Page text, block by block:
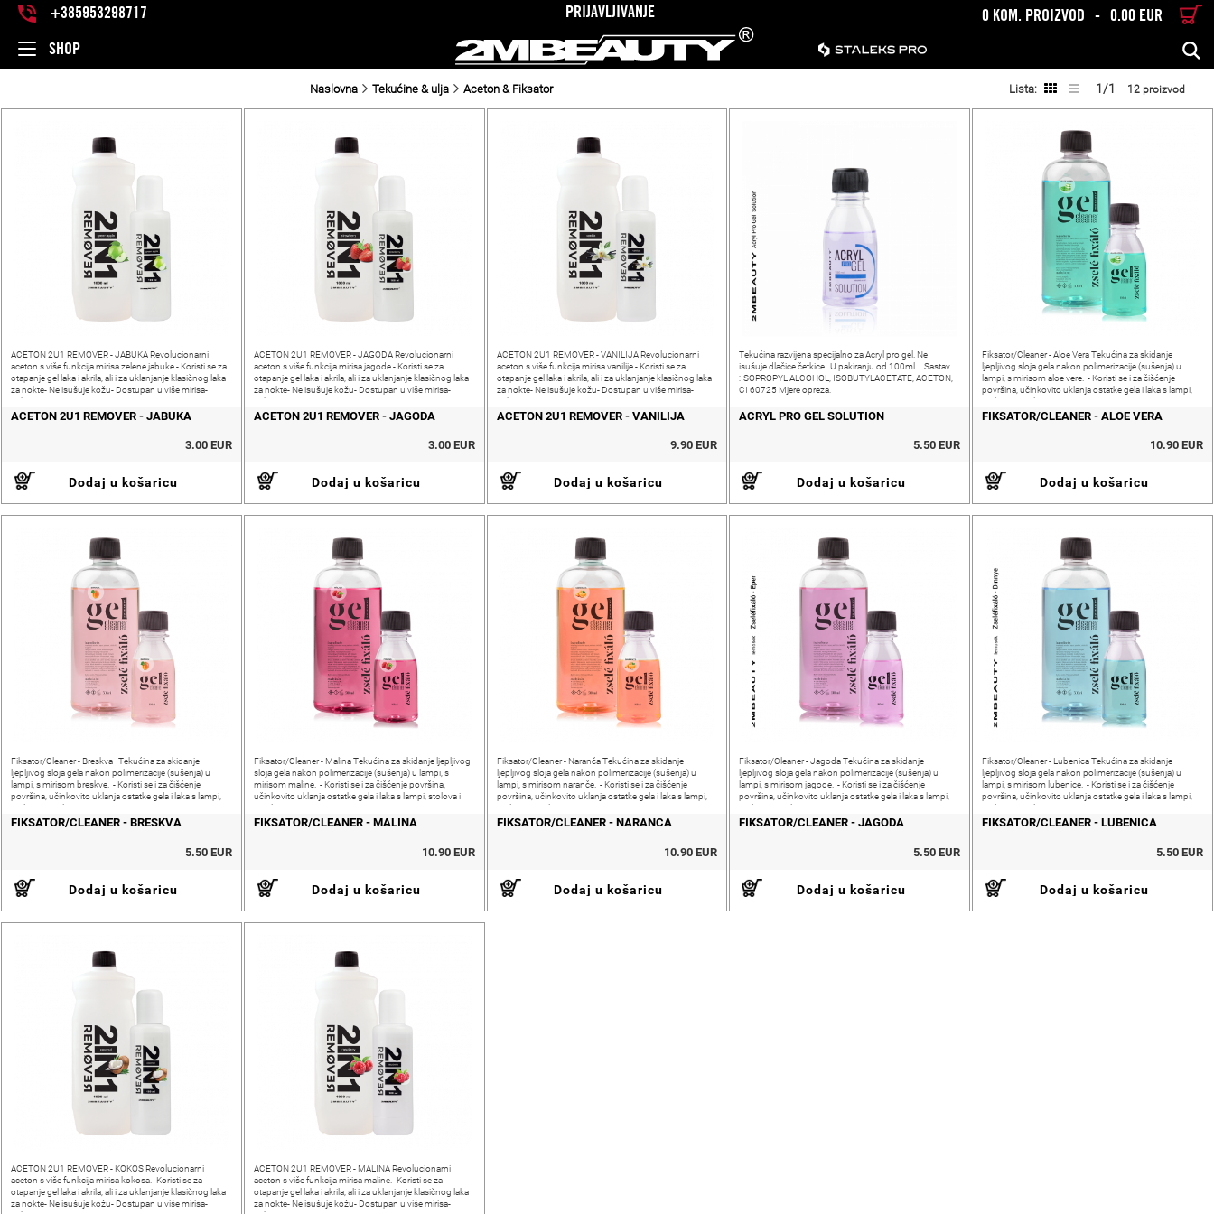
+385953298717 PRIJAVLJIVANJE 0 KOM. PROIZVOD - 0.00 EUR
SHOP TRAŽENJE
Naslovna Tekućine & ulja Aceton & Fiksator Lista: 1/1 12 proizvod
ACETON 2U1 REMOVER - JABUKA Revolucionarni
aceton s više funkcija mirisa zelene jabuke.- Koristi se za
otapanje gel laka i akrila, ali i za uklanjanje klasičnog laka
za nokte- Ne isušuje kožu- Dostupan u više mirisa-
Pakiranje:
ACETON 2U1 REMOVER - JABUKA
3.00 EUR
Dodaj u košaricu
ACETON 2U1 REMOVER - JAGODA Revolucionarni
aceton s više funkcija mirisa jagode.- Koristi se za
otapanje gel laka i akrila, ali i za uklanjanje klasičnog laka
za nokte- Ne isušuje kožu- Dostupan u više mirisa-
Pakiranje:
ACETON 2U1 REMOVER - JAGODA
3.00 EUR
Dodaj u košaricu
ACETON 2U1 REMOVER - VANILIJA Revolucionarni
aceton s više funkcija mirisa vanilije.- Koristi se za
otapanje gel laka i akrila, ali i za uklanjanje klasičnog laka
za nokte- Ne isušuje kožu- Dostupan u više mirisa-
Pakiranje:
ACETON 2U1 REMOVER - VANILIJA
9.90 EUR
Dodaj u košaricu
Tekućina razvijena specijalno za Acryl pro gel. Ne
isušuje dlačice četkice. U pakiranju od 100ml. Sastav
:ISOPROPYL ALCOHOL, ISOBUTYLACETATE, ACETON,
CI 60725 Mjere opreza:
ACRYL PRO GEL SOLUTION
5.50 EUR
Dodaj u košaricu
Fiksator/Cleaner - Aloe Vera Tekućina za skidanje
ljepljivog sloja gela nakon polimerizacije (sušenja) u
lampi, s mirisom aloe vere. - Koristi se i za čišćenje
površina, učinkovito uklanja ostatke gela i laka s lampi,
stolova i ostale
FIKSATOR/CLEANER - ALOE VERA
10.90 EUR
Dodaj u košaricu
Fiksator/Cleaner - Breskva Tekućina za skidanje
ljepljivog sloja gela nakon polimerizacije (sušenja) u
lampi, s mirisom breskve. - Koristi se i za čišćenje
površina, učinkovito uklanja ostatke gela i laka s lampi,
stolova i ostale
FIKSATOR/CLEANER - BRESKVA
5.50 EUR
Dodaj u košaricu
Fiksator/Cleaner - Malina Tekućina za skidanje ljepljivog
sloja gela nakon polimerizacije (sušenja) u lampi, s
mirisom maline. - Koristi se i za čišćenje površina,
učinkovito uklanja ostatke gela i laka s lampi, stolova i
ostale opreme
FIKSATOR/CLEANER - MALINA
10.90 EUR
Dodaj u košaricu
Fiksator/Cleaner - Naranča Tekućina za skidanje
ljepljivog sloja gela nakon polimerizacije (sušenja) u
lampi, s mirisom naranče. - Koristi se i za čišćenje
površina, učinkovito uklanja ostatke gela i laka s lampi,
stolova i ostale
FIKSATOR/CLEANER - NARANČA
10.90 EUR
Dodaj u košaricu
Fiksator/Cleaner - Jagoda Tekućina za skidanje
ljepljivog sloja gela nakon polimerizacije (sušenja) u
lampi, s mirisom jagode. - Koristi se i za čišćenje
površina, učinkovito uklanja ostatke gela i laka s lampi,
stolova i ostale opreme
FIKSATOR/CLEANER - JAGODA
5.50 EUR
Dodaj u košaricu
Fiksator/Cleaner - Lubenica Tekućina za skidanje
ljepljivog sloja gela nakon polimerizacije (sušenja) u
lampi, s mirisom lubenice. - Koristi se i za čišćenje
površina, učinkovito uklanja ostatke gela i laka s lampi,
stolova i ostale
FIKSATOR/CLEANER - LUBENICA
5.50 EUR
Dodaj u košaricu
ACETON 2U1 REMOVER - KOKOS Revolucionarni
aceton s više funkcija mirisa kokosa.- Koristi se za
otapanje gel laka i akrila, ali i za uklanjanje klasičnog laka
za nokte- Ne isušuje kožu- Dostupan u više mirisa-
ACETON 2U1 REMOVER - MALINA Revolucionarni
aceton s više funkcija mirisa maline.- Koristi se za
otapanje gel laka i akrila, ali i za uklanjanje klasičnog laka
za nokte- Ne isušuje kožu- Dostupan u više mirisa-